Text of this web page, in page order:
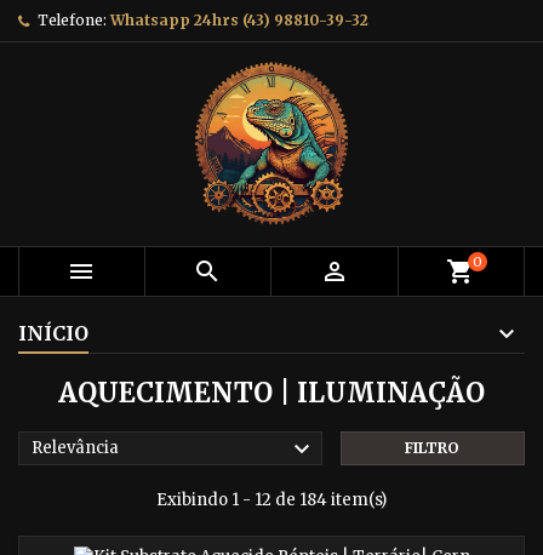
Telefone: Whatsapp 24hrs (43) 98810-39-32
   shopping_cart0
INÍCIO
AQUECIMENTO | ILUMINAÇÃO
Relevância  FILTRO
Exibindo 1 - 12 de 184 item(s)